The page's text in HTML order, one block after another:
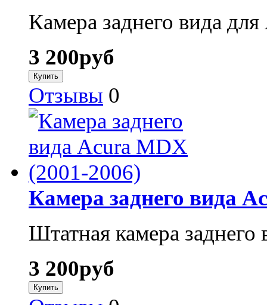
Камера заднего вида
3 200руб
Отзывы 0
Камера заднего вида
Штатная камера
3 200руб